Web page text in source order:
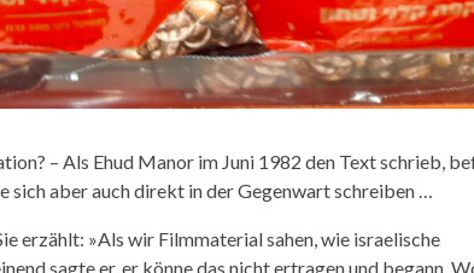
– Als Ehud Manor im Juni 1982 den Text schrieb,
sich aber auch direkt in der Gegenwart schreiben …
erzählt: »Als wir Filmmaterial sahen, wie israelische
sagte er, er könne das nicht ertragen und begann,